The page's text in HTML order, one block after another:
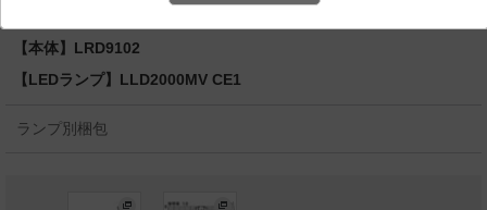
【本体】LRD9102
【LEDランプ】LLD2000MV CE1
ランプ別梱包